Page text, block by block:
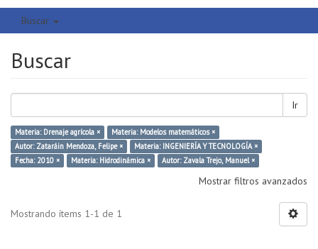
Buscar
Buscar
Ir
Materia: Drenaje agrícola ×
Materia: Modelos matemáticos ×
Autor: Zataráin Mendoza, Felipe ×
Materia: INGENIERÍA Y TECNOLOGÍA ×
Fecha: 2010 ×
Materia: Hidrodinámica × Autor: Zavala Trejo, Manuel ×
Mostrar filtros avanzados
Mostrando ítems 1-1 de 1